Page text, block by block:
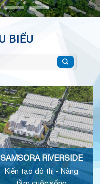
BIỂU
SAMSORA RIVERSIDE
Kiến tạo đô thị - Nâng